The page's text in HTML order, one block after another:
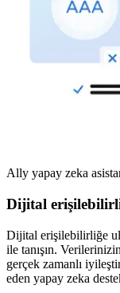
Ally yapay zeka
Dijital
Dijital erişilebilirliğe
ile tanışın.
gerçek zamanlı
eden yapay zeka